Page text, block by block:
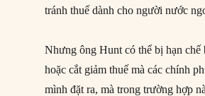
tránh thuế dành cho người nước
Nhưng ông Hunt có thể bị hạn
hoặc cắt giảm thuế mà các chính
mình đặt ra, mà trong trường hợp